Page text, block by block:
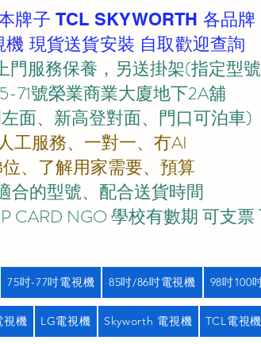
牌子 TCL SKYWORTH 各品牌
現貨送貨安裝 自取歡迎查詢
門服務保養，另送掛架(指定型
71號榮業商業大廈地下2A舖
面、新高登對面、門口可泊車)
工服務、一對一、冇AI
、了解用家需要、預算
合的型號、配合送貨時間
CARD NGO 學校有數期 可支
75吋-77吋電視機 85吋/86吋電視機 98吋100
視機 LG電視機 Skyworth 電視機 TCL電視機